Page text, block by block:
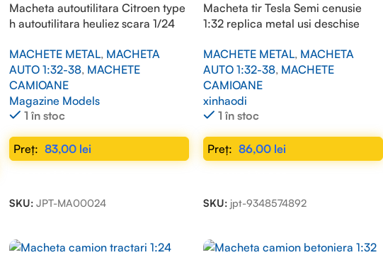
Macheta autoutilitara Citroen type
h autoutilitara heuliez scara 1/24
MACHETE METAL, MACHETA
AUTO 1:32-38, MACHETE
CAMIOANE
Magazine Models
1 în stoc
83,00 lei
SKU:JPT-MA00024
Macheta tir Tesla Semi cenusie
1:32 replica metal usi deschise
MACHETE METAL, MACHETA
AUTO 1:32-38, MACHETE
CAMIOANE
xinhaodi
1 în stoc
86,00 lei
SKU: jpt-9348574892